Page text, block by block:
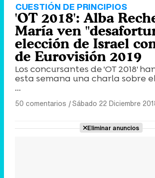
CUESTIÓN DE PRINCIPIOS
'OT 2018': Alba
María ven
elección de Israel
de Eurovisión 2019
Los concursantes de 'OT 2018'
esta semana una charla sobre
...
50 comentarios |Sábado 22 Diciembre
Eliminar anuncios